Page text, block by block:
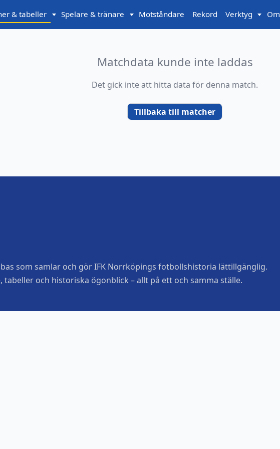
& tabeller Spelare & tränare Motståndare Rekord Verktyg Om
Matchdata kunde inte laddas
Det gick inte att hitta data för denna match.
Tillbaka till matcher
som samlar och gör IFK Norrköpings fotbollshistoria lättillgänglig.
tabeller och historiska ögonblick – allt på ett och samma ställe.